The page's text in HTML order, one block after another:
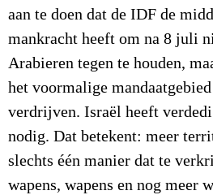
aan te doen dat de IDF de
mankracht heeft om na 8 juli
Arabieren tegen te houden,
het voormalige
verdrijven. Israël heeft
nodig. Dat betekent: meer
slechts één manier dat te
wapens, wapens en nog meer